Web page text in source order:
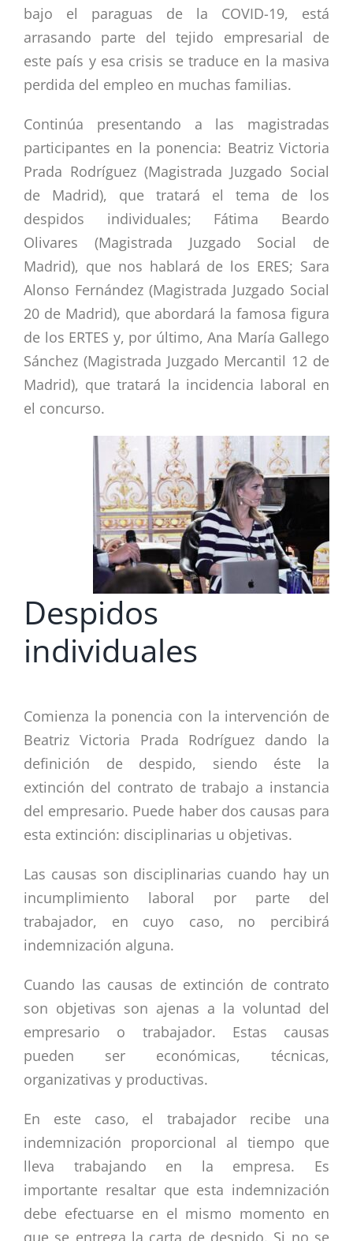
bajo el paraguas de la COVID-19, está
arrasando parte del tejido empresarial de
este país y esa crisis se traduce en la masiva
perdida del empleo en muchas familias.
Continúa presentando a las magistradas
participantes en la ponencia: Beatriz Victoria
Prada Rodríguez (Magistrada Juzgado Social
de Madrid), que tratará el tema de los
despidos individuales; Fátima Beardo
Olivares (Magistrada Juzgado Social de
Madrid), que nos hablará de los ERES; Sara
Alonso Fernández (Magistrada Juzgado Social
20 de Madrid), que abordará la famosa figura
de los ERTES y, por último, Ana María Gallego
Sánchez (Magistrada Juzgado Mercantil 12 de
Madrid), que tratará la incidencia laboral en
el concurso.
Despidos
individuales
Comienza la ponencia con la intervención de
Beatriz Victoria Prada Rodríguez dando la
definición de despido, siendo éste la
extinción del contrato de trabajo a instancia
del empresario. Puede haber dos causas para
esta extinción: disciplinarias u objetivas.
Las causas son disciplinarias cuando hay un
incumplimiento laboral por parte del
trabajador, en cuyo caso, no percibirá
indemnización alguna.
Cuando las causas de extinción de contrato
son objetivas son ajenas a la voluntad del
empresario o trabajador. Estas causas
pueden ser económicas, técnicas,
organizativas y productivas.
En este caso, el trabajador recibe una
indemnización proporcional al tiempo que
lleva trabajando en la empresa. Es
importante resaltar que esta indemnización
debe efectuarse en el mismo momento en
que se entrega la carta de despido. Si no se